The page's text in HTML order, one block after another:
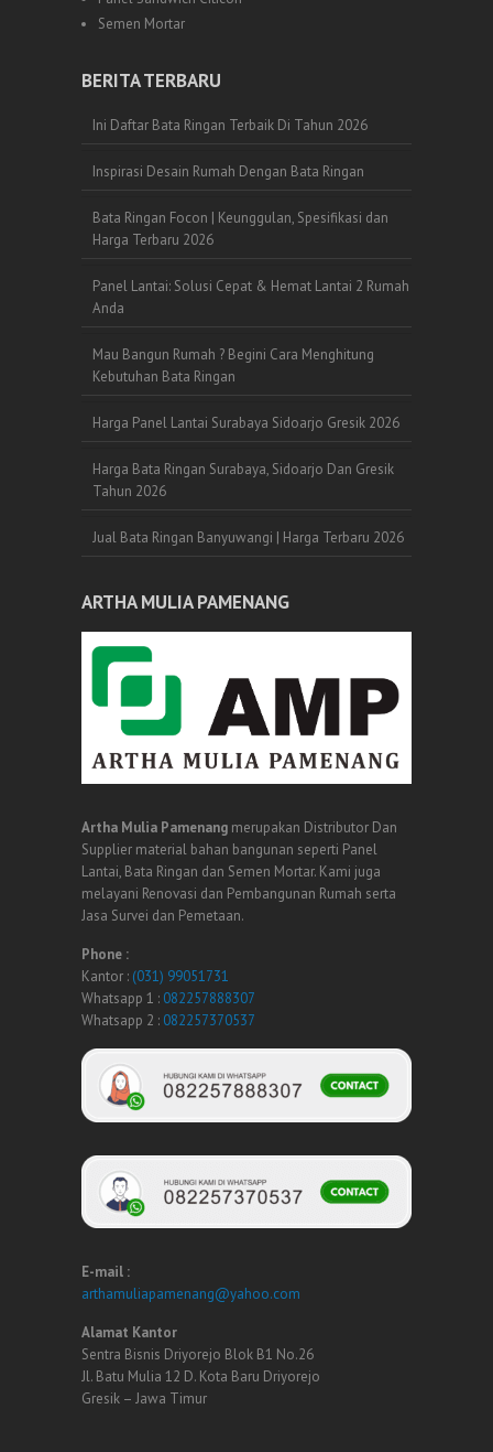
Semen Mortar
BERITA TERBARU
Ini Daftar Bata Ringan Terbaik Di Tahun 2026
Inspirasi Desain Rumah Dengan Bata Ringan
Bata Ringan Focon | Keunggulan, Spesifikasi dan
Harga Terbaru 2026
Panel Lantai: Solusi Cepat & Hemat Lantai 2 Rumah
Anda
Mau Bangun Rumah ? Begini Cara Menghitung
Kebutuhan Bata Ringan
Harga Panel Lantai Surabaya Sidoarjo Gresik 2026
Harga Bata Ringan Surabaya, Sidoarjo Dan Gresik
Tahun 2026
Jual Bata Ringan Banyuwangi | Harga Terbaru 2026
ARTHA MULIA PAMENANG
Artha Mulia Pamenang merupakan Distributor Dan
Supplier material bahan bangunan seperti Panel
Lantai, Bata Ringan dan Semen Mortar. Kami juga
melayani Renovasi dan Pembangunan Rumah serta
Jasa Survei dan Pemetaan.
Phone :
Kantor : (031) 99051731
Whatsapp 1 : 082257888307
Whatsapp 2 : 082257370537
E-mail :
arthamuliapamenang@yahoo.com
Alamat Kantor
Sentra Bisnis Driyorejo Blok B1 No.26
Jl. Batu Mulia 12 D. Kota Baru Driyorejo
Gresik – Jawa Timur